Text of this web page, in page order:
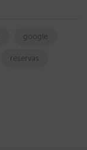
google
reservas